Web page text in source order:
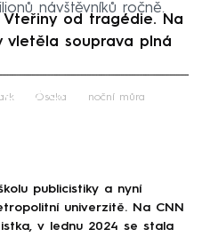
návštěvníků ročně.
Vteřiny od tragédie. Na
vletěla souprava plná
fetch
Ósaka noční můra
publicistiky a nyní
univerzitě. Na CNN
v lednu 2024 se stala